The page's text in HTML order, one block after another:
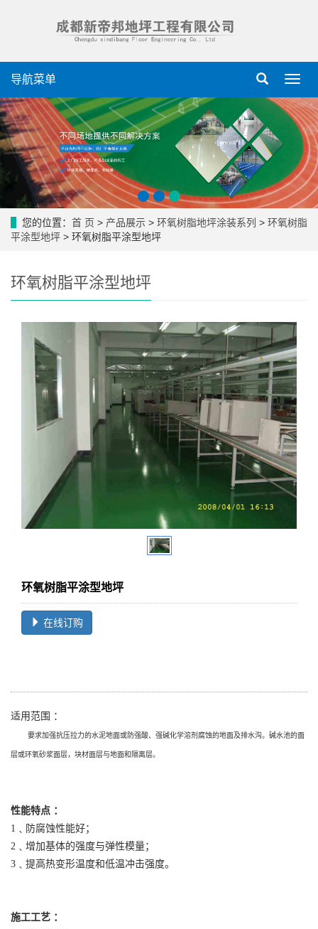
导
菜
单
导航菜单
您的位置： 首 页 > 产品展示 > 环氧树脂地坪涂装系列 > 环氧树脂
平涂型地坪 > 环氧树脂平涂型地坪
环氧树脂平涂型地坪
环氧树脂平涂型地坪
在线订购
适用范围 ：
要求加强抗压拉力的水泥地面或防强酸、强碱化学溶剂腐蚀的地面及排水沟。碱水池的面
层或环氧砂浆面层，块材面层与地面和隔离层。
性能特点 ：
1﹑防腐蚀性能好；
2﹑增加基体的强度与弹性模量；
3﹑提高热变形温度和低温冲击强度。
施工工艺 ：